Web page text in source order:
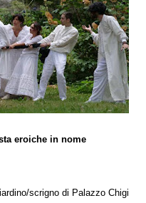
eroiche in nome
scrigno di Palazzo Chigi